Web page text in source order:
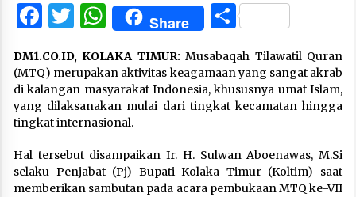
Facebook
Twitter
WhatsApp
Share Share
DM1.CO.ID, KOLAKA TIMUR: Musabaqah Tilawatil Quran
(MTQ) merupakan aktivitas keagamaan yang sangat akrab
di kalangan masyarakat Indonesia, khususnya umat Islam,
yang dilaksanakan mulai dari tingkat kecamatan hingga
tingkat internasional.
Hal tersebut disampaikan Ir. H. Sulwan Aboenawas, M.Si
selaku Penjabat (Pj) Bupati Kolaka Timur (Koltim) saat
memberikan sambutan pada acara pembukaan MTQ ke-VII